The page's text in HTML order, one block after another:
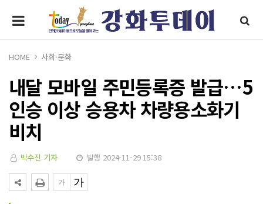
HOME 사회·문화
내달 모바일 주민등록증 발급…5
인승 이상 승용차 차량용소화기
비치
박수진 기자 발행 2024-11-29 15:38